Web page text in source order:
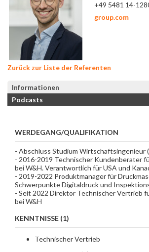
+49 5481 14-
group.com
Zurück zur Liste der Referenten
Informationen
Podcasts
WERDEGANG/QUALIFIKATION
- Abschluss Studium Wirtschaftsingenieur
- 2016-2019 Technischer Kundenberater
bei W&H. Verantwortlich für USA und
- 2019-2022 Produktmanager für
Schwerpunkte Digitaldruck und
- Seit 2022 Direktor Technischer Vertrieb
bei W&H
KENNTNISSE (1)
Technischer Vertrieb